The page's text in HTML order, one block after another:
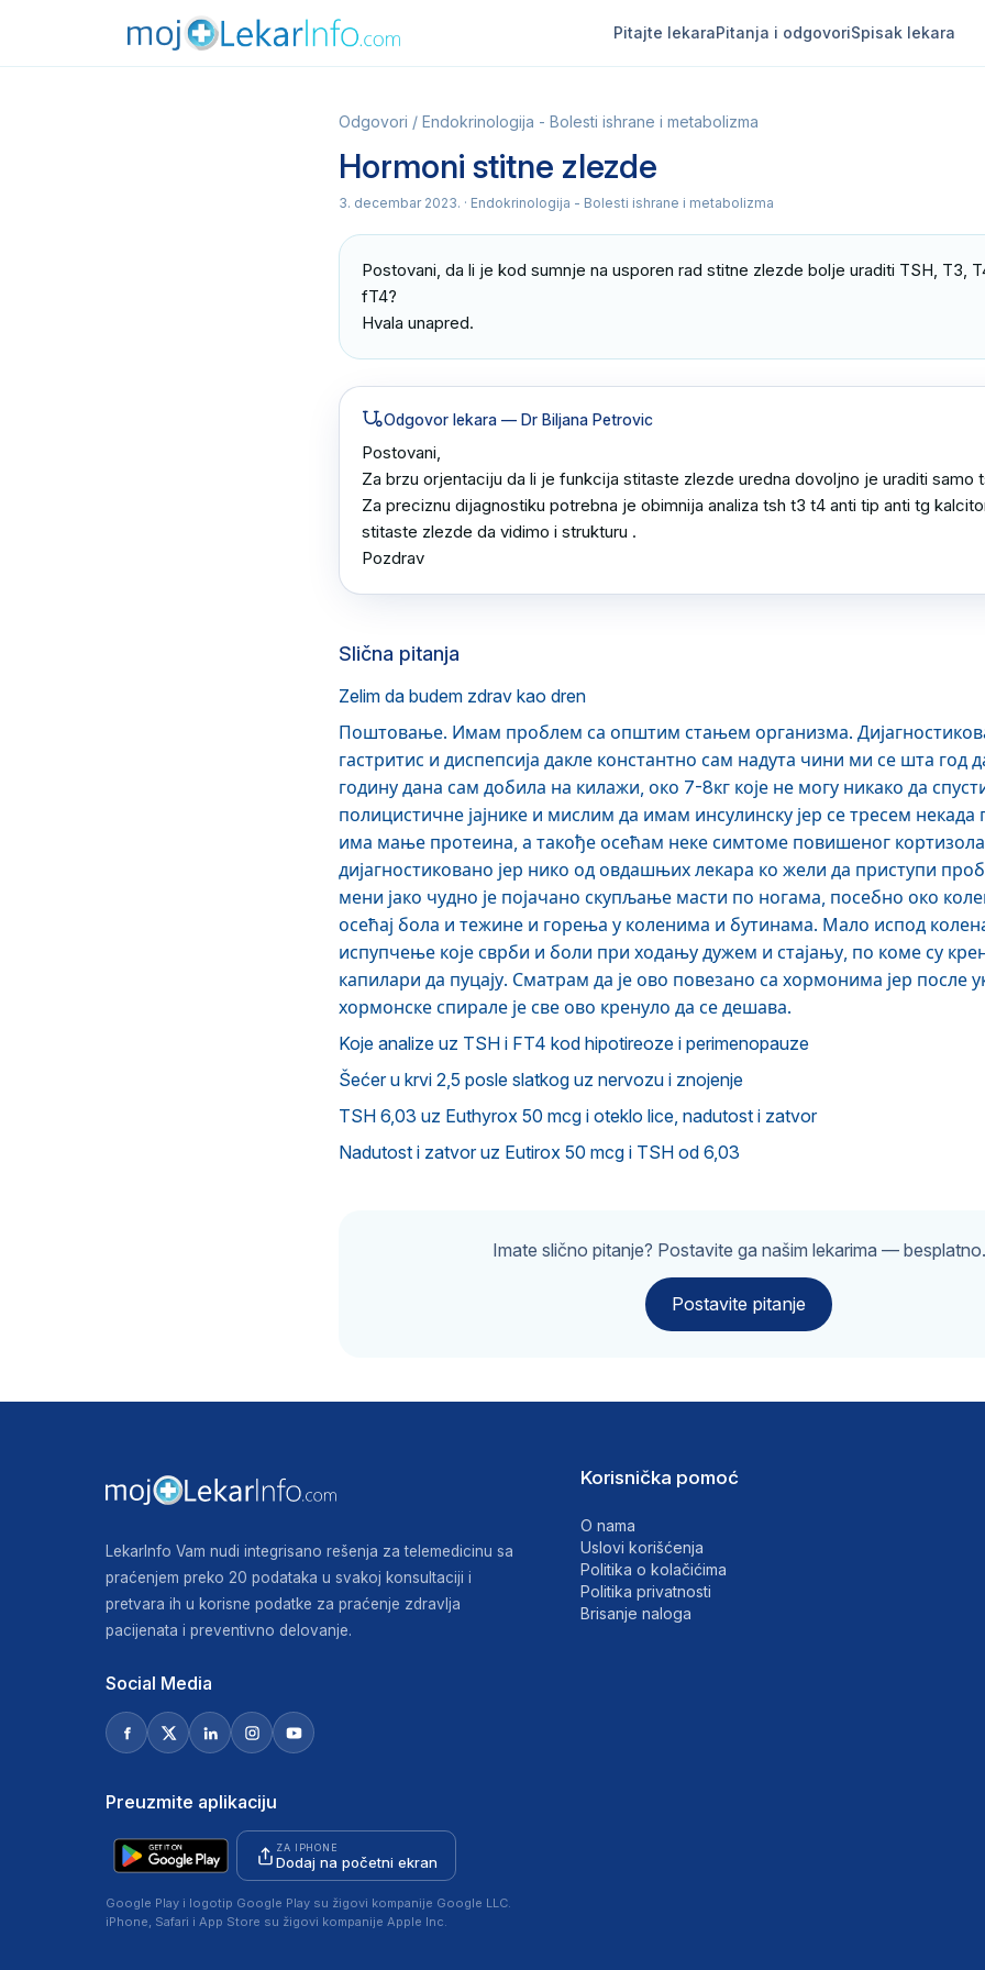
Pitajte lekaraPitanja i odgovoriSpisak lekara
Odgovori / Endokrinologija - Bolesti ishrane i metabolizma
Hormoni stitne zlezde
3. decembar 2023. · Endokrinologija - Bolesti ishrane i metabolizma
Postovani, da li je kod sumnje na usporen rad stitne zlezde bolje uraditi TSH, T3,
fT4?
Hvala unapred.
Odgovor lekara — Dr Biljana Petrovic
Postovani,
Za brzu orjentaciju da li je funkcija stitaste zlezde uredna dovoljno je uraditi samo
Za preciznu dijagnostiku potrebna je obimnija analiza tsh t3 t4 anti tip anti tg
stitaste zlezde da vidimo i strukturu .
Pozdrav
Slična pitanja
Zelim da budem zdrav kao dren
Поштовање. Имам проблем са општим стањем организма.
гастритис и диспепсија дакле константно сам надута чини ми се шта год
годину дана сам добила на килажи, око 7-8кг које не могу никако да
полицистичне јајнике и мислим да имам инсулинску јер се тресем некада
има мање протеина, а такође осећам неке симтоме повишеног кортизола.
дијагностиковано јер нико од овдашњих лекара ко жели да приступи
мени јако чудно је појачано скупљање масти по ногама, посебно око
осећај бола и тежине и горења у коленима и бутинама. Мало испод
испупчење које сврби и боли при ходању дужем и стајању, по коме су
капилари да пуцају. Сматрам да је ово повезано са хормонима јер после
хормонске спирале је све ово кренуло да се дешава.
Koje analize uz TSH i FT4 kod hipotireoze i perimenopauze
Šećer u krvi 2,5 posle slatkog uz nervozu i znojenje
TSH 6,03 uz Euthyrox 50 mcg i oteklo lice, nadutost i zatvor
Nadutost i zatvor uz Eutirox 50 mcg i TSH od 6,03
Imate slično pitanje? Postavite ga našim lekarima — besplatno.
Postavite pitanje
LekarInfo Vam nudi integrisano rešenja za telemedicinu sa
praćenjem preko 20 podataka u svakoj konsultaciji i
pretvara ih u korisne podatke za praćenje zdravlja
pacijenata i preventivno delovanje.
Social Media
Preuzmite aplikaciju
ZA IPHONE
Dodaj na početni ekran
Google Play i logotip Google Play su žigovi kompanije Google LLC.
iPhone, Safari i App Store su žigovi kompanije Apple Inc.
Korisnička pomoć
O nama
Uslovi korišćenja
Politika o kolačićima
Politika privatnosti
Brisanje naloga